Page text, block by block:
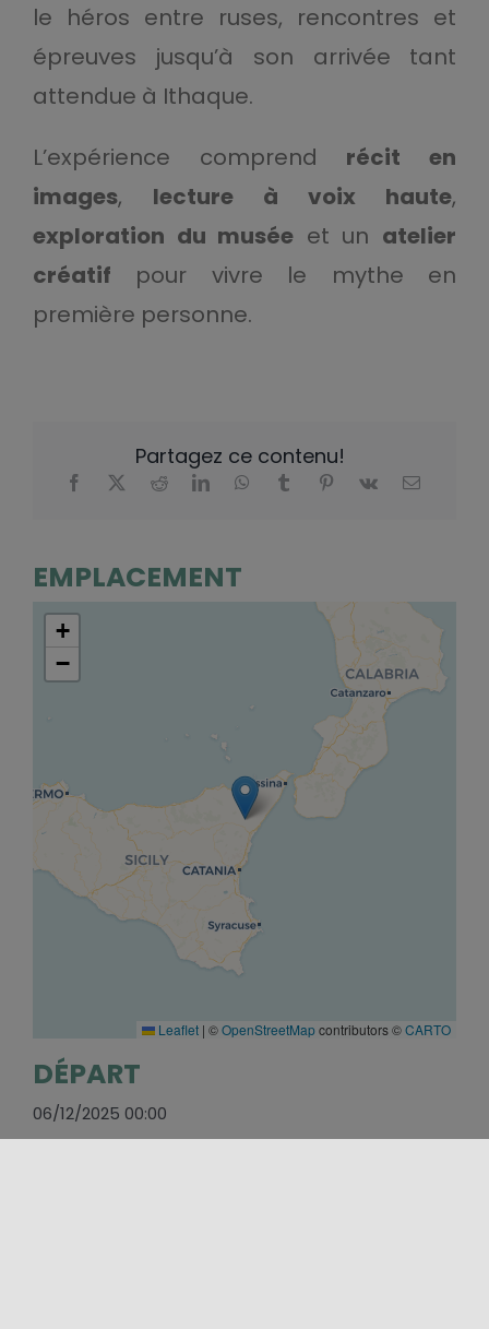
le héros entre ruses, rencontres et
épreuves jusqu’à son arrivée tant
attendue à Ithaque.
L’expérience comprend récit en
images, lecture à voix haute,
exploration du musée et un atelier
créatif pour vivre le mythe en
première personne.
Partagez ce contenu!
EMPLACEMENT
+
−
Leaflet | ©OpenStreetMapcontributors ©CARTO
DÉPART
06/12/2025 00:00